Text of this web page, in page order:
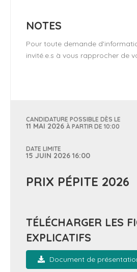
NOTES
Pour toute demande
invité.e.s à vous rapprocher de
CANDIDATURE POSSIBLE DÈS LE
11 MAI 2026 À PARTIR DE 10:00
DATE LIMITE
15 JUIN 2026 16:00
PRIX PÉPITE 2026
TÉLÉCHARGER LES
EXPLICATIFS
Document de